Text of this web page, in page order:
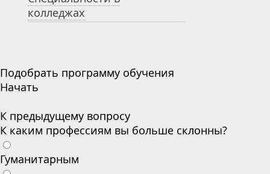
колледжах
Подобрать программу обучения
Начать
К предыдущему вопросу
К каким профессиям вы больше склонны?
Гуманитарным